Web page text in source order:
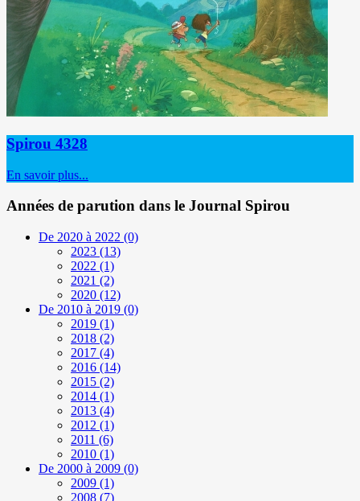
Spirou 4328
En savoir plus...
Années de parution dans le Journal Spirou
De 2020 à 2022 (0)
2023 (13)
2022 (1)
2021 (2)
2020 (12)
De 2010 à 2019 (0)
2019 (1)
2018 (2)
2017 (4)
2016 (14)
2015 (2)
2014 (1)
2013 (4)
2012 (1)
2011 (6)
2010 (1)
De 2000 à 2009 (0)
2009 (1)
2008 (7)